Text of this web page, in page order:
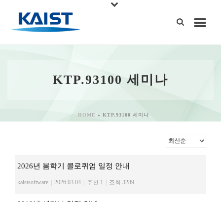
KTP.93100 세미나
HOME » KTP.93100 세미나
2026년 봄학기 콜로퀴엄 일정 안내
kaistsoftware 2026.03.04 추천 1 조회 3289